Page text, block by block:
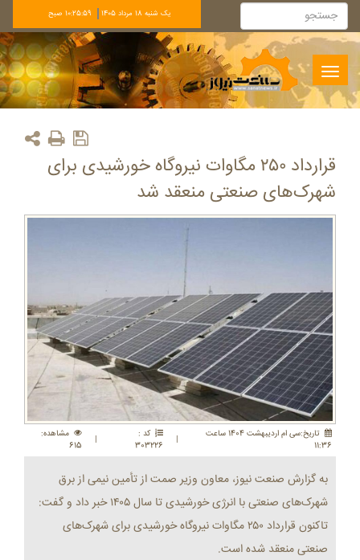
يک شنبه 18 مرداد 1405 10:25:59 صبح
Toggle
navigation
قرارداد ۲۵۰ مگاوات نیروگاه خورشیدی برای
شهرک‌های صنعتی منعقد شد
تاريخ:سی ام ارديبهشت 1404 ساعت
11:36
|
کد :
303226
|
مشاهده:
615
به گزارش صنعت نیوز، معاون وزیر صمت از تأمین نیمی از برق
شهرک‌های صنعتی با انرژی خورشیدی تا سال ۱۴۰۵ خبر داد و گفت:
تاکنون قرارداد ۲۵۰ مگاوات نیروگاه خورشیدی برای شهرک‌های
صنعتی منعقد شده است.